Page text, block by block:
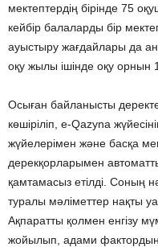
мектептердің бірінде 75
кейбір балаларды бір
ауыстыру жағдайлары да
оқу жылы ішінде оқу орнын
Осыған байланысты
көшіріліп, e-Qazyna
жүйелерімен және басқа
дерекқорларымен
қамтамасыз етілді. Соның
туралы мәліметтер нақты
Ақпаратты қолмен енгізу
жойылып, адами